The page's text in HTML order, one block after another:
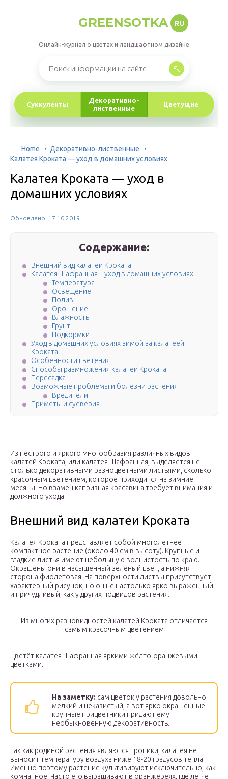
GREENSOTKA RU
Онлайн-журнал о цветах и ландшафтном дизайне
Суккуленты
Декоративно-
лиственные
Цветущие
Home
Декоративно-лиственные
Калатея Кроката — уход в домашних условиях
Калатея Кроката — уход в
домашних условиях
Обновлено: 17.10.2019
Содержание:
Внешний вид калатеи Кроката
Калатея Шафранная – уход в домашних условиях
Температура
Освещение
Полив
Орошение
Влажность
Грунт
Подкормки
Уход в домашних условиях зимой за калатеей
Кроката
Особенности цветения
Способы размножения калатеи Кроката
Пересадка
Возможные проблемы и болезни растения
Вредители
Приметы и суеверия
Из пёстрого и яркого многообразия различных видов
калатей Кроката, или калатея Шафранная, выделяется не
столько декоративными разноцветными листьями, сколько
красочным цветением, которое приходится на зимние
месяцы. Но взамен капризная красавица требует внимания и
должного ухода.
Внешний вид калатеи Кроката
Калатея Кроката представляет собой многолетнее
компактное растение (около 40 см в высоту). Крупные и
гладкие листья имеют небольшую волнистость по краю.
Окрашены они в насыщенный зелёный цвет, а нижняя
сторона фиолетовая. На поверхности листвы присутствует
характерный рисунок, но он не настолько ярко выраженный
и причудливый, как у других подвидов растения.
Из многих разновидностей калатей Кроката отличается
самым красочным цветением
Цветёт калатея Шафранная яркими жёлто-оранжевыми
цветками.
На заметку: сам цветок у растения довольно
мелкий и неказистый, а вот ярко окрашенные
крупные прицветники придают ему
необыкновенную декоративность.
Так как родиной растения являются тропики, калатея не
выносит температуру воздуха ниже 18-20 градусов тепла.
Именно поэтому растение культивируют исключительно, как
комнатное. Часто его выращивают в оранжереях, где легче